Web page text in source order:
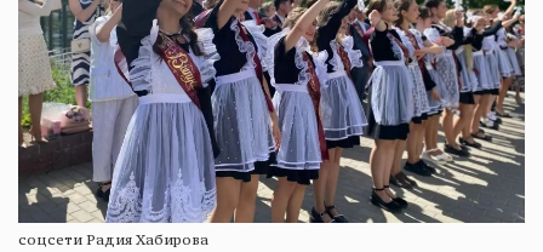
соцсети Радия Хабирова